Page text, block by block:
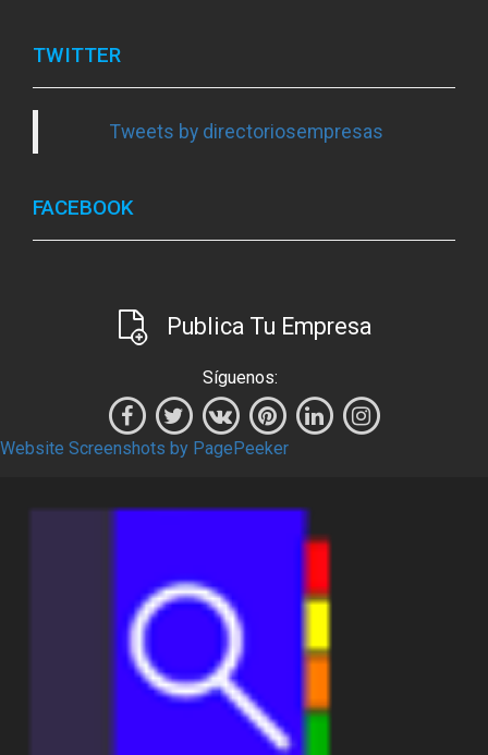
TWITTER
Tweets by directoriosempresas
FACEBOOK
Publica Tu Empresa
Síguenos:
Website Screenshots by PagePeeker